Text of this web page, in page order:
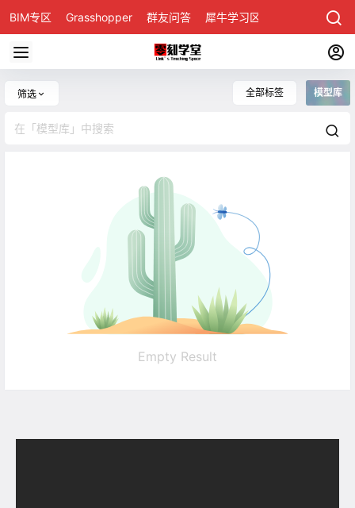
BIM专区 Grasshopper 群友问答 犀牛学习区
筛选 全部标签 模型库
Empty Result